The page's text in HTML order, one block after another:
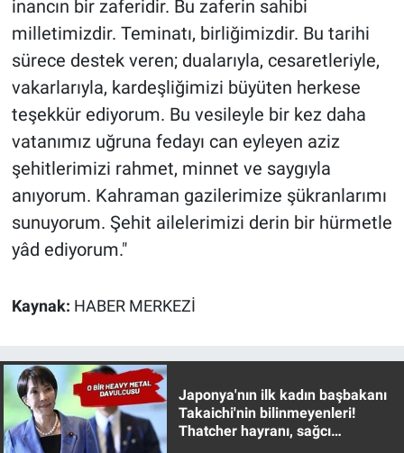
inancın bir zaferidir. Bu zaferin sahibi
milletimizdir. Teminatı, birliğimizdir. Bu tarihi
sürece destek veren; dualarıyla, cesaretleriyle,
vakarlarıyla, kardeşliğimizi büyüten herkese
teşekkür ediyorum. Bu vesileyle bir kez daha
vatanımız uğruna fedayı can eyleyen aziz
şehitlerimizi rahmet, minnet ve saygıyla
anıyorum. Kahraman gazilerimize şükranlarımı
sunuyorum. Şehit ailelerimizi derin bir hürmetle
yâd ediyorum."
Kaynak: HABER MERKEZİ
Japonya'nın ilk kadın başbakanı
Takaichi'nin bilinmeyenleri!
Thatcher hayranı, sağcı
Nedir
Popüler
Programlar
Sağlık
Spor
Teknoloji
Yerel Gündem
Yerel Yaşam